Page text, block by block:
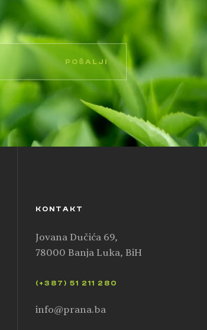
POŠALJI
KONTAKT
Jovana Dučića 69,
78000 Banja Luka, BiH
(+387) 51 211 280
info@prana.ba